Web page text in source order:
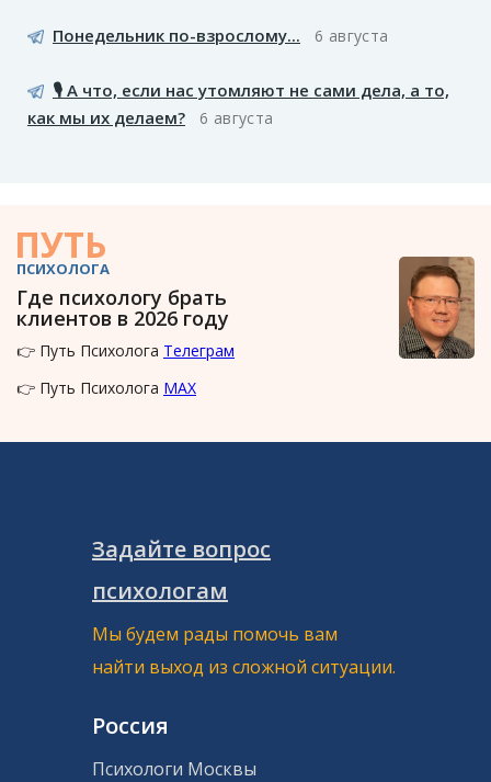
Понедельник по-взрослому... 6 августа
🎙️ А что, если нас утомляют не сами дела, а то,
как мы их делаем?
6 августа
ПУТЬ
ПСИХОЛОГА
Где психологу брать
клиентов в 2026 году
👉 Путь Психолога Телеграм
👉 Путь Психолога MAX
Задайте вопрос
психологам
Мы будем рады помочь вам
найти выход из сложной ситуации.
Россия
Психологи Москвы